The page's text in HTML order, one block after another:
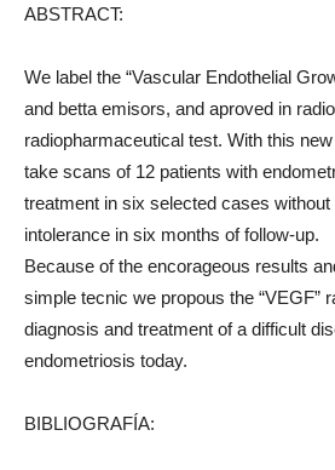
ABSTRACT:
We label the “Vascular Endothelial
and betta emisors, and aproved in
radiopharmaceutical test. With this
take scans of 12 patients with
treatment in six selected cases
intolerance in six months of follow-up.
Because of the encorageous results
simple tecnic we propous the “VEGF”
diagnosis and treatment of a difficult
endometriosis today.
BIBLIOGRAFÍA: